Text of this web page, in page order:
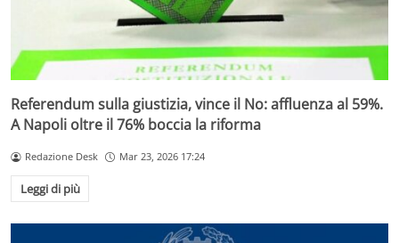
Referendum sulla giustizia, vince il No: affluenza al 59%.
A Napoli oltre il 76% boccia la riforma
Redazione Desk Mar 23, 2026 17:24
Leggi di più